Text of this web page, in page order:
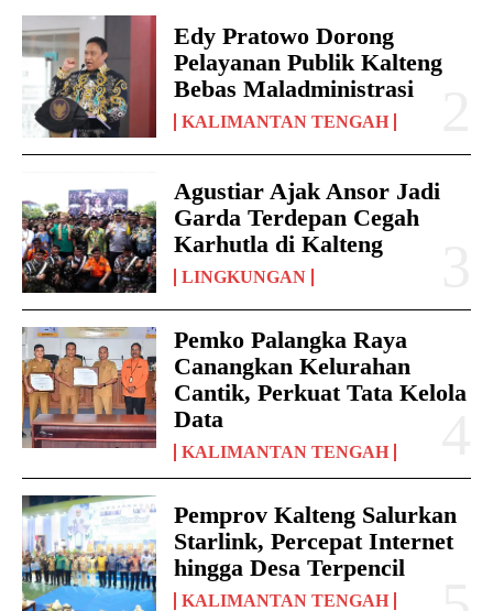
Edy Pratowo Dorong
Pelayanan Publik Kalteng
Bebas Maladministrasi
KALIMANTAN TENGAH
Agustiar Ajak Ansor Jadi
Garda Terdepan Cegah
Karhutla di Kalteng
LINGKUNGAN
Pemko Palangka Raya
Canangkan Kelurahan
Cantik, Perkuat Tata Kelola
Data
KALIMANTAN TENGAH
Pemprov Kalteng Salurkan
Starlink, Percepat Internet
hingga Desa Terpencil
KALIMANTAN TENGAH